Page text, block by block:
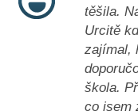
těšila.
Urcitě
zajímal,
škola.
co jsem